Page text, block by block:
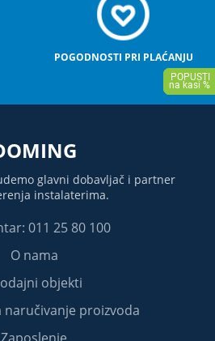
POGODNOSTI PRI PLAĆANJU
glavni dobavljač i partner
instalaterima.
011 25 80 100
O nama
objekti
naručivanje proizvoda